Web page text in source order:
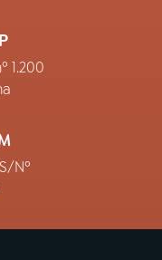
1.200
Nº